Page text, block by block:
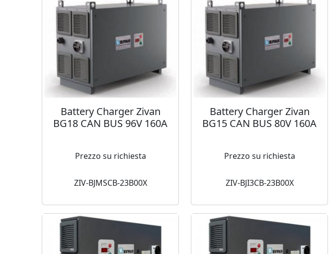
Battery Charger Zivan
BG18 CAN BUS 96V 160A
Prezzo su richiesta
ZIV-BJMSCB-23B00X
Battery Charger Zivan
BG15 CAN BUS 80V 160A
Prezzo su richiesta
ZIV-BJI3CB-23B00X